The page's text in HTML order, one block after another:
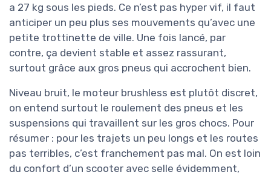
a 27 kg sous les pieds. Ce n’est pas hyper vif, il faut
anticiper un peu plus ses mouvements qu’avec une
petite trottinette de ville. Une fois lancé, par
contre, ça devient stable et assez rassurant,
surtout grâce aux gros pneus qui accrochent bien.
Niveau bruit, le moteur brushless est plutôt discret,
on entend surtout le roulement des pneus et les
suspensions qui travaillent sur les gros chocs. Pour
résumer : pour les trajets un peu longs et les routes
pas terribles, c’est franchement pas mal. On est loin
du confort d’un scooter avec selle évidemment,